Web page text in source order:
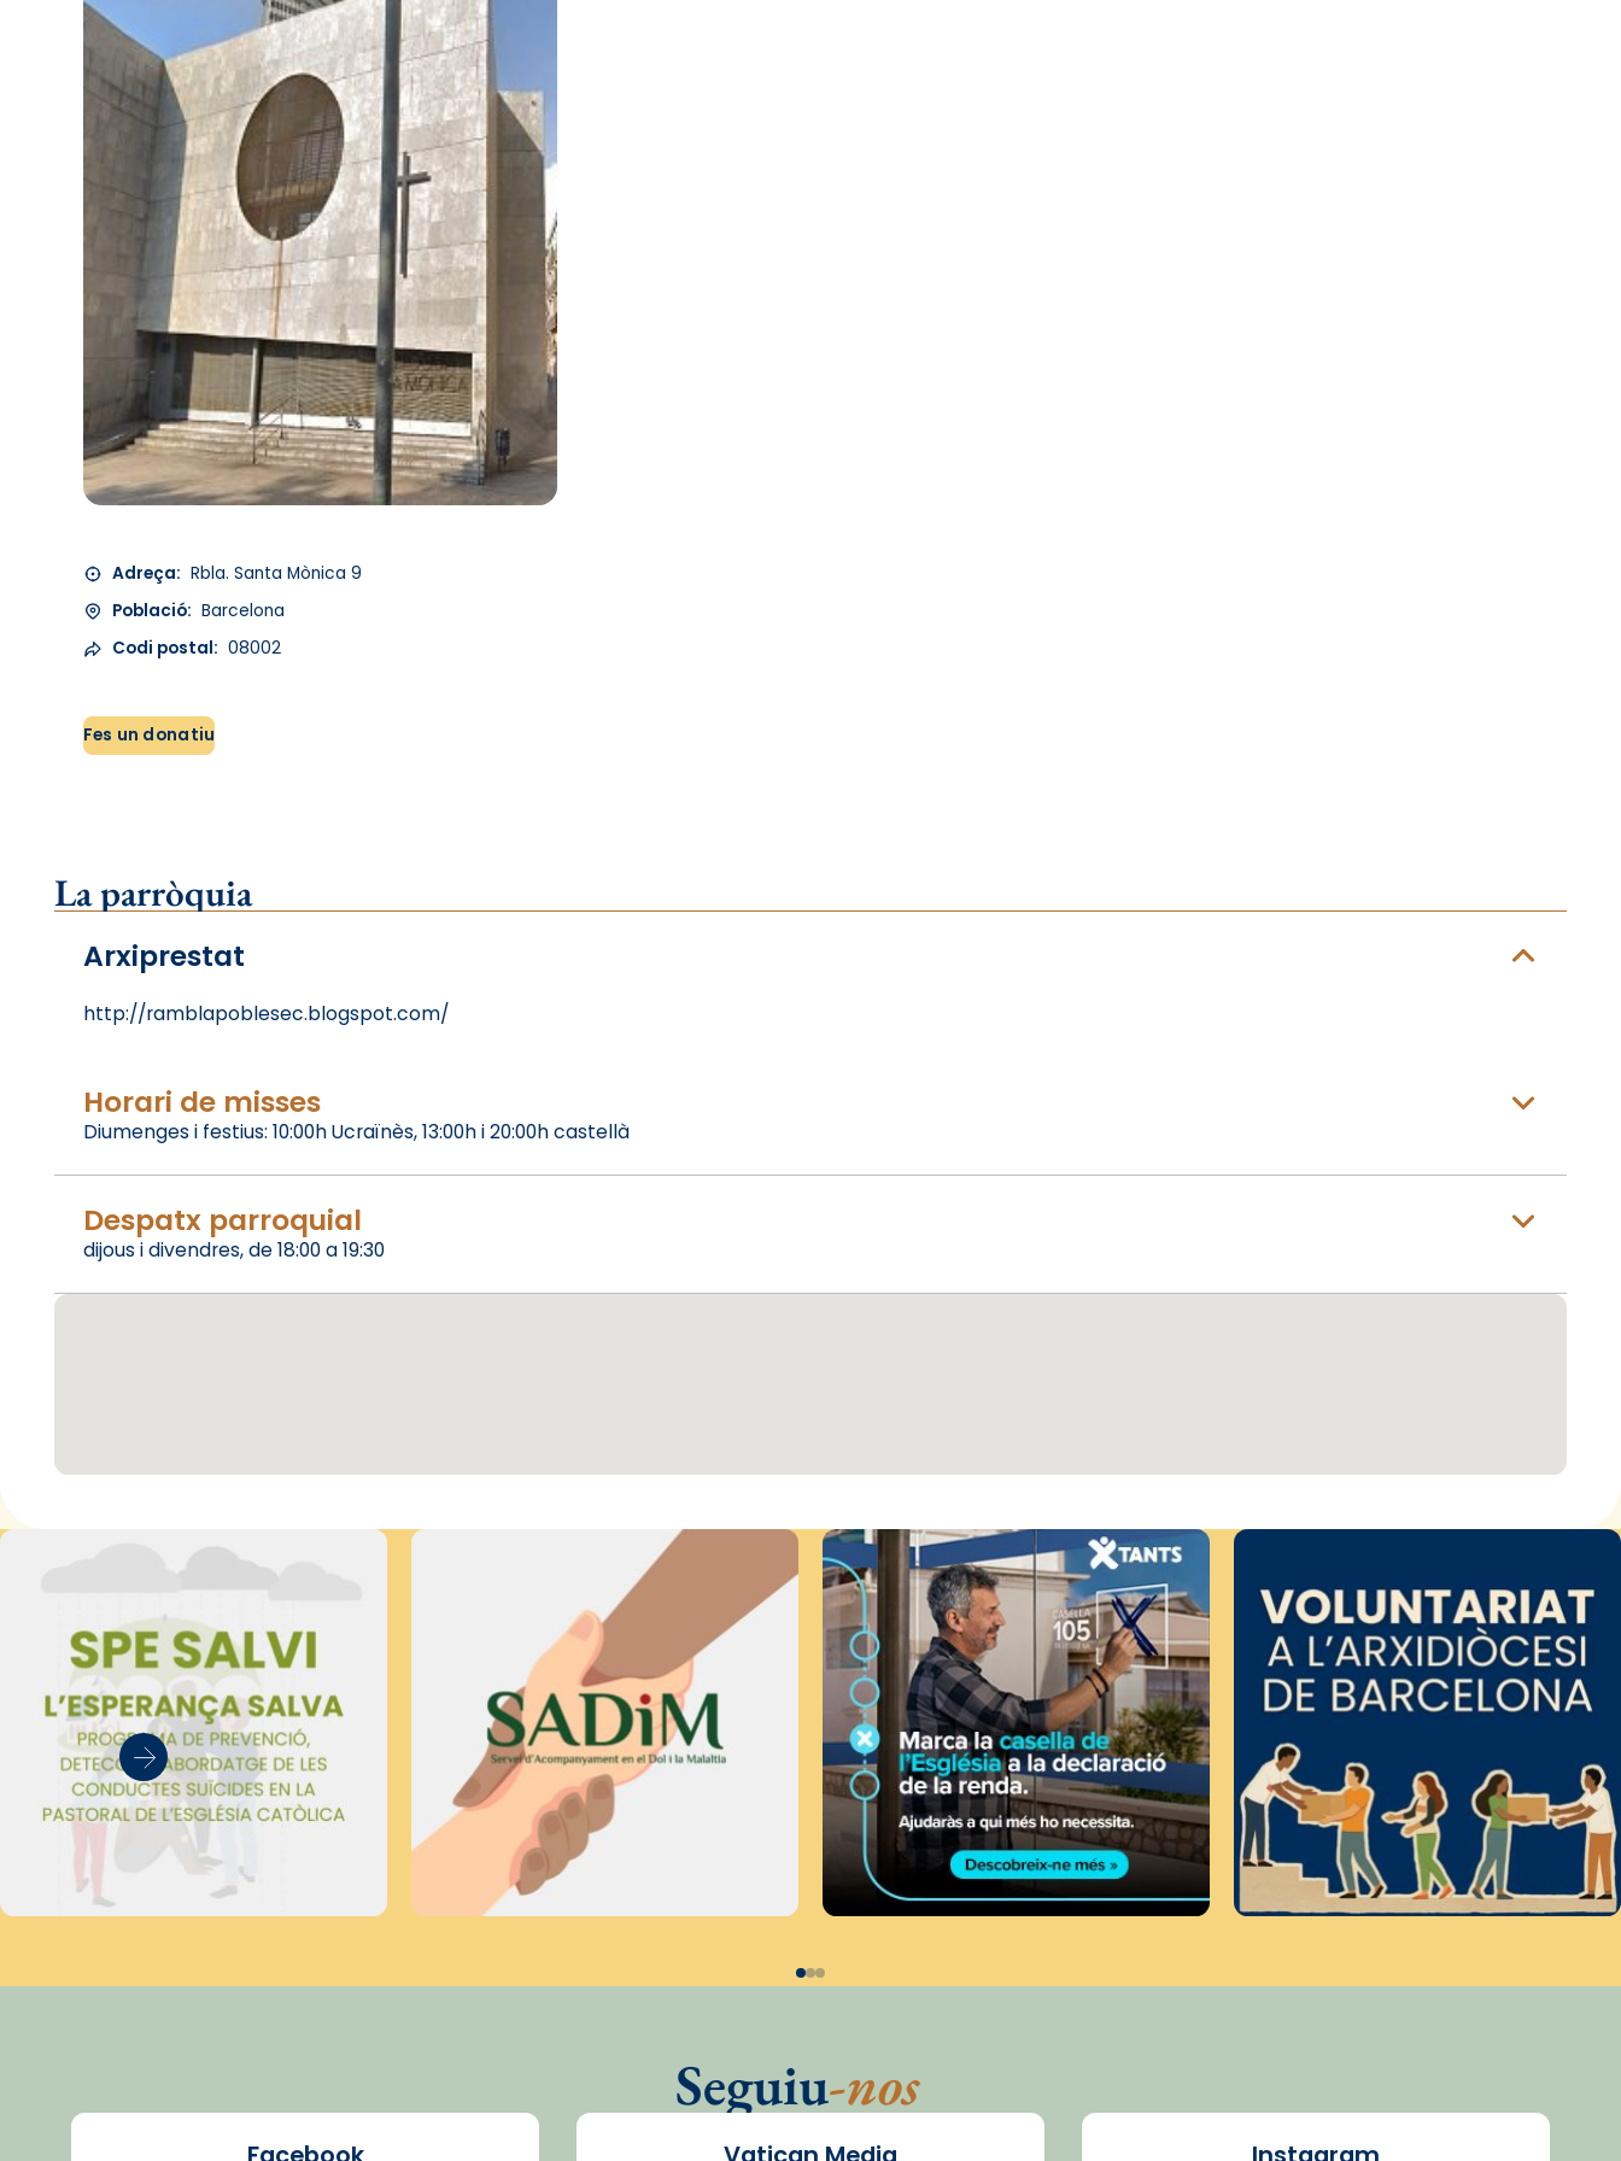
Adreça: Rbla. Santa Mònica 9
Població: Barcelona
Codi postal: 08002
Fes un donatiu
La parròquia
Arxiprestat
http://ramblapoblesec.blogspot.com/
Horari de misses
Diumenges i festius: 10:00h Ucraïnès, 13:00h i 20:00h castellà
Despatx parroquial
dijous i divendres, de 18:00 a 19:30
Seguiu-nos